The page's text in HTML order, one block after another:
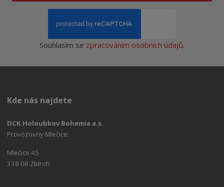
Souhlasím se zpracováním osobních údajů.
Kde nás najdete
DCK Holoubkov Bohemia a.s.
Provozovny Mlečice:
Mlečice 45
338 08 Zbiroh